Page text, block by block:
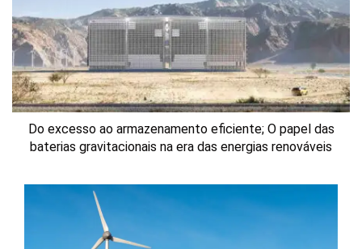
Do excesso ao armazenamento eficiente; O papel das
baterias gravitacionais na era das energias renováveis